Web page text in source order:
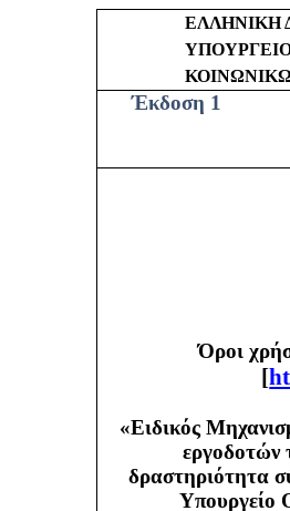
ΕΛΛΗΝΙΚΗ
Έκδοση 1
Όροι
[
«Ειδικός
εργοδοτών
δραστηριότητα
Υπουργείο